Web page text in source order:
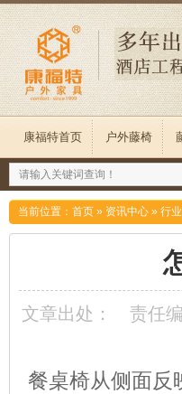
康福特首页 户外藤椅
当前位置： 首页 » 资讯中心 » 行
文章出处： 责任
餐桌椅从侧面反